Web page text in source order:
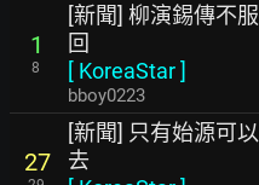
1
8
[新聞] 柳演錫傳不
回
[ KoreaStar]
bboy0223
27
[新聞] 只有始源可
去